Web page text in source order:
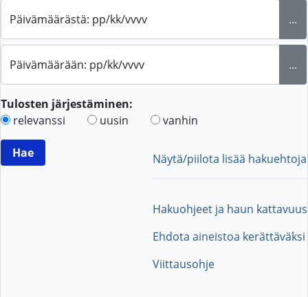
Päivämäärästä: pp/kk/vvvv ...
Päivämäärään: pp/kk/vvvv ...
Tulosten järjestäminen:
relevanssi
uusin vanhin
Näytä/piilota lisää hakuehtoja
Hakuohjeet ja haun kattavuus
Ehdota aineistoa kerättäväksi
Viittausohje